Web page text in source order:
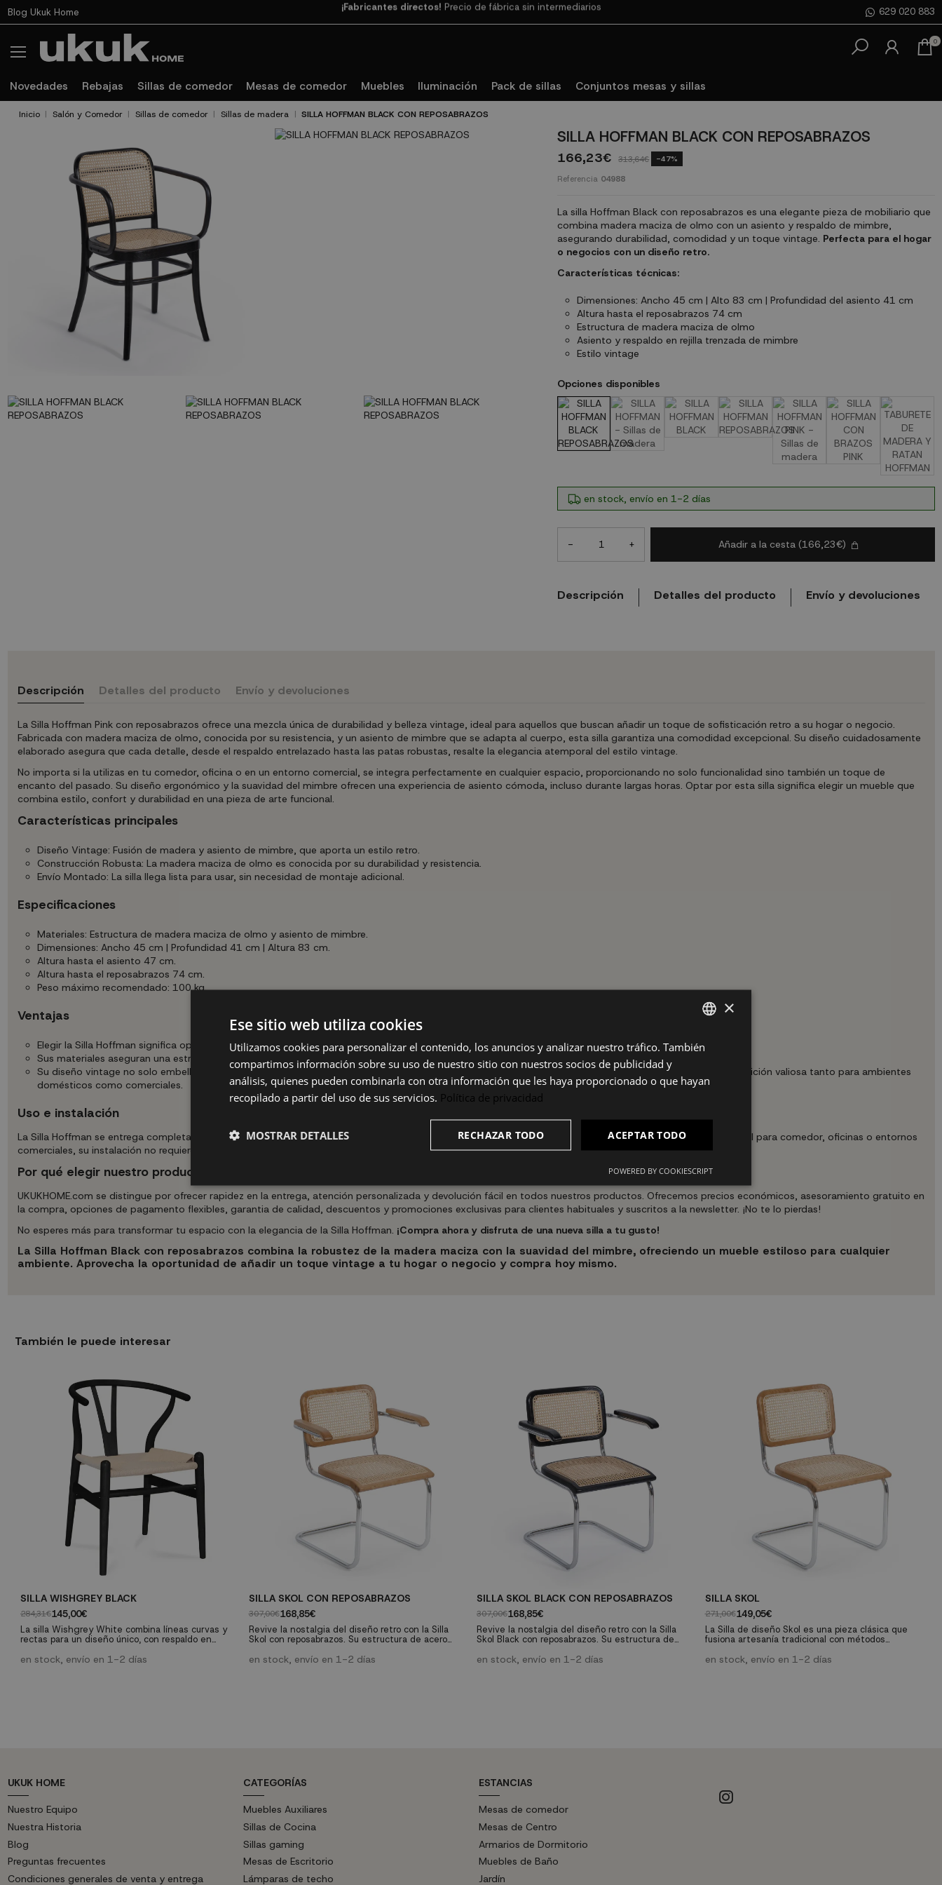
Blog Ukuk Home Paga en 3cuotas SIN INTERESES con SeQura 629 020 883
0
Novedades Rebajas Sillas de comedor Mesas de comedor Muebles Iluminación Pack de sillas Conjuntos mesas y sillas
Inicio Salón y Comedor Sillas de comedor Sillas de madera SILLA HOFFMAN BLACK CON REPOSABRAZOS
SILLA HOFFMAN BLACK CON REPOSABRAZOS
166,23€ 313,64€ -47%
Referencia 04988
La silla Hoffman Black con reposabrazos es una elegante pieza de mobiliario que
combina madera maciza de olmo con un asiento y respaldo de mimbre,
asegurando durabilidad, comodidad y un toque vintage. Perfecta para el hogar
o negocios con un diseño retro.
Características técnicas:
Dimensiones: Ancho 45 cm | Alto 83 cm | Profundidad del asiento 41 cm
Altura hasta el reposabrazos 74 cm
Estructura de madera maciza de olmo
Asiento y respaldo en rejilla trenzada de mimbre
Estilo vintage
Opciones disponibles
en stock, envío en 1-2 días
- + Añadir a la cesta(166,23€)
Descripción Detalles del producto Envío y devoluciones
Descripción Detalles del producto Envío y devoluciones
La Silla Hoffman Pink con reposabrazos ofrece una mezcla única de durabilidad y belleza vintage, ideal para aquellos que buscan añadir un toque de sofisticación retro a su hogar o negocio.
Fabricada con madera maciza de olmo, conocida por su resistencia, y un asiento de mimbre que se adapta al cuerpo, esta silla garantiza una comodidad excepcional. Su diseño cuidadosamente
elaborado asegura que cada detalle, desde el respaldo entrelazado hasta las patas robustas, resalte la elegancia atemporal del estilo vintage.
No importa si la utilizas en tu comedor, oficina o en un entorno comercial, se integra perfectamente en cualquier espacio, proporcionando no solo funcionalidad sino también un toque de
encanto del pasado. Su diseño ergonómico y la suavidad del mimbre ofrecen una experiencia de asiento cómoda, incluso durante largas horas. Optar por esta silla significa elegir un mueble que
combina estilo, confort y durabilidad en una pieza de arte funcional.
Características principales
Diseño Vintage: Fusión de madera y asiento de mimbre, que aporta un estilo retro.
Construcción Robusta: La madera maciza de olmo es conocida por su durabilidad y resistencia.
Envío Montado: La silla llega lista para usar, sin necesidad de montaje adicional.
Especificaciones
Materiales: Estructura de madera maciza de olmo y asiento de mimbre.
Dimensiones: Ancho 45 cm | Profundidad 41 cm | Altura 83 cm.
Altura hasta el asiento 47 cm.
Altura hasta el reposabrazos 74 cm.
Peso máximo recomendado: 100 kg.
Ventajas
Elegir la Silla Hoffman significa optar por una combinación de durabilidad, estilo y confort.
Sus materiales aseguran una estructura robusta que soporta el uso diario y ofrecen una experiencia de asiento cómoda y adaptable.
Su diseño vintage no solo embellece cualquier espacio, sino que también se adapta fácilmente a diferentes estilos decorativos, haciendo que sea una adición valiosa tanto para ambientes
domésticos como comerciales.
Uso e instalación
La Silla Hoffman se entrega completamente montada, lista para usar. Simplemente colócala en el lugar deseado y disfruta de su comodidad y elegancia. Ideal para comedor, oficinas o entornos
comerciales, su instalación no requiere ninguna herramienta adicional, facilitando su uso inmediato.
Por qué elegir nuestro producto
UKUKHOME.com se distingue por ofrecer rapidez en la entrega, atención personalizada y devolución fácil en todos nuestros productos. Ofrecemos precios económicos, asesoramiento gratuito en
la compra, opciones de pagamento flexibles, garantia de calidad, descuentos y promociones exclusivas para clientes habituales y suscritos a la newsletter. ¡No te lo pierdas!
No esperes más para transformar tu espacio con la elegancia de la Silla Hoffman. ¡Compra ahora y disfruta de una nueva silla a tu gusto!
La Silla Hoffman Black con reposabrazos combina la robustez de la madera maciza con la suavidad del mimbre, ofreciendo un mueble estiloso para cualquier
ambiente. Aprovecha la oportunidad de añadir un toque vintage a tu hogar o negocio y compra hoy mismo.
También le puede interesar
SILLA WISHGREY BLACK
284,31€145,00€
La silla Wishgrey White combina líneas curvas y
rectas para un diseño único, con respaldo en
estabilidad. Fabricada con madera de olmo lacada
en stock, envío en 1-2 días
SILLA SKOL CON REPOSABRAZOS
307,00€168,85€
Revive la nostalgia del diseño retro con la Silla
Skol con reposabrazos. Su estructura de acero
fusionan lo clásico con lo contemporáneo,
en stock, envío en 1-2 días
SILLA SKOL BLACK CON REPOSABRAZOS
307,00€168,85€
Revive la nostalgia del diseño retro con la Silla
Skol Black con reposabrazos. Su estructura de
fusionan lo clásico con lo contemporáneo,
en stock, envío en 1-2 días
SILLA SKOL
271,00€149,05€
La Silla de diseño Skol es una pieza clásica que
fusiona artesanía tradicional con métodos
acero cromado, respaldo y asiento en madera de
en stock, envío en 1-2 días
UKUK HOME
Nuestro Equipo
Nuestra Historia
Blog
Preguntas frecuentes
Condiciones generales de venta y entrega
CATEGORÍAS
Muebles Auxiliares
Sillas de Cocina
Sillas gaming
Mesas de Escritorio
Lámparas de techo
ESTANCIAS
Mesas de comedor
Mesas de Centro
Armarios de Dormitorio
Muebles de Baño
Jardín
SPANISH
×
Ese sitio web utiliza cookies
Utilizamos cookies para personalizar el contenido, los anuncios y analizar nuestro tráfico. También
compartimos información sobre su uso de nuestro sitio con nuestros socios de publicidad y
análisis, quienes pueden combinarla con otra información que les haya proporcionado o que hayan
recopilado a partir del uso de sus servicios. Política de privacidad
ACEPTAR TODO
RECHAZAR TODO
MOSTRAR DETALLES
POWERED BY COOKIESCRIPT